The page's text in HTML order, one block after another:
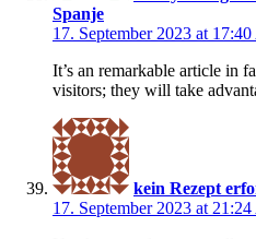
Spanje
17. September 2023 at 17:40
It’s an remarkable article in
visitors; they will take
kein Rezept
17. September 2023 at 21:24